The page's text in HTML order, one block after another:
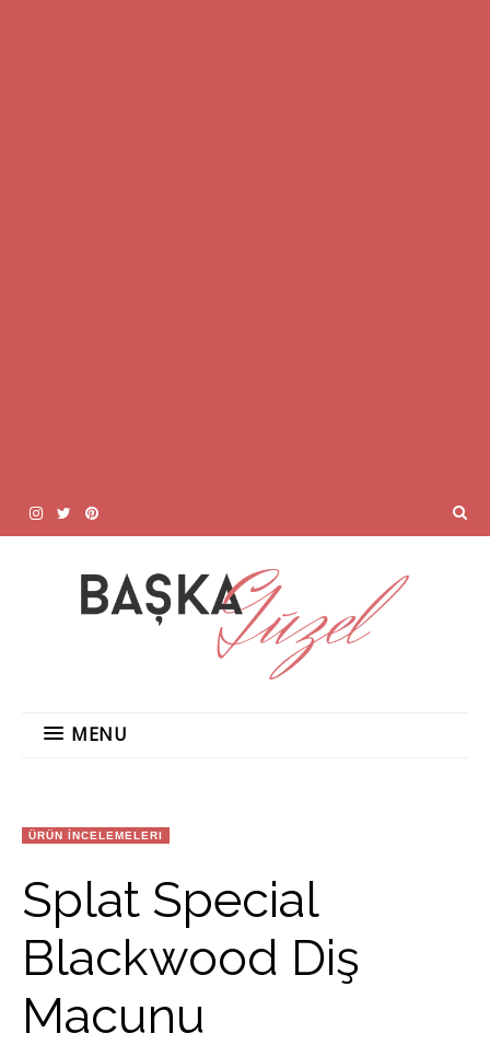
MENU
ÜRÜN İNCELEMELERI
Splat Special
Blackwood Diş
Macunu